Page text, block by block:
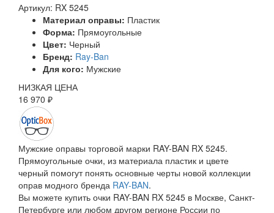
Артикул: RX 5245
Материал оправы: Пластик
Форма: Прямоугольные
Цвет: Черный
Бренд: Ray-Ban
Для кого: Мужские
НИЗКАЯ ЦЕНА
16 970 ₽
Мужские оправы торговой марки RAY-BAN RX 5245.
Прямоугольные очки, из материала пластик и цвете
черный помогут понять основные черты новой коллекции
оправ модного бренда RAY-BAN.
Вы можете купить очки RAY-BAN RX 5245 в Москве, Санкт-
Петербурге или любом другом регионе России по